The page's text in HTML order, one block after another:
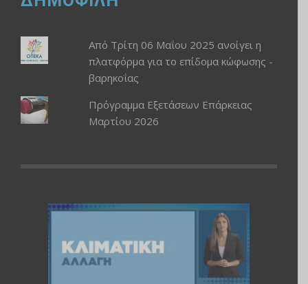
Από Τρίτη 06 Μαΐου 2025 ανοίγει η
πλατφόρμα για το επίδομα κώφωσης -
βαρηκοΐας
Πρόγραμμα Εξετάσεων Επάρκειας
Μαρτίου 2026